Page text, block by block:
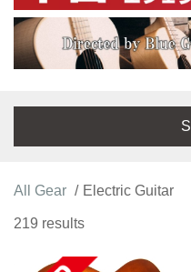
All Gear Electric Guitar
219 results